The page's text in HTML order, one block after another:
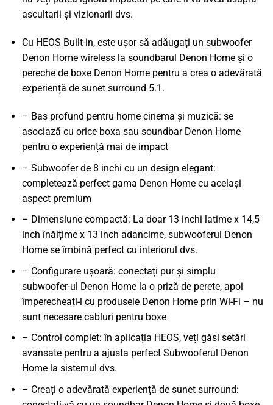
ascultarii și vizionarii dvs.
Cu HEOS Built-in, este ușor să adăugați un subwoofer
Denon Home wireless la soundbarul Denon Home și o
pereche de boxe Denon Home pentru a crea o adevărată
experiență de sunet surround 5.1.
– Bas profund pentru home cinema și muzică: se
asociază cu orice boxa sau soundbar Denon Home
pentru o experiență mai de impact
– Subwoofer de 8 inchi cu un design elegant:
completează perfect gama Denon Home cu același
aspect premium
– Dimensiune compactă: La doar 13 inchi latime x 14,5
inch înălțime x 13 inch adancime, subwooferul Denon
Home se îmbină perfect cu interiorul dvs.
– Configurare ușoară: conectați pur și simplu
subwoofer-ul Denon Home la o priză de perete, apoi
împerecheați-l cu produsele Denon Home prin Wi-Fi – nu
sunt necesare cabluri pentru boxe
– Control complet: în aplicația HEOS, veți găsi setări
avansate pentru a ajusta perfect Subwooferul Denon
Home la sistemul dvs.
– Creați o adevărată experiență de sunet surround: